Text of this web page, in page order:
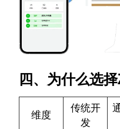
四、为什么选
维度
传统开
发